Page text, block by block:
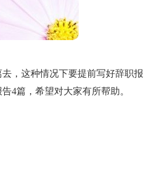
，这种情况下要提前写好辞职报
4篇，希望对大家有所帮助。